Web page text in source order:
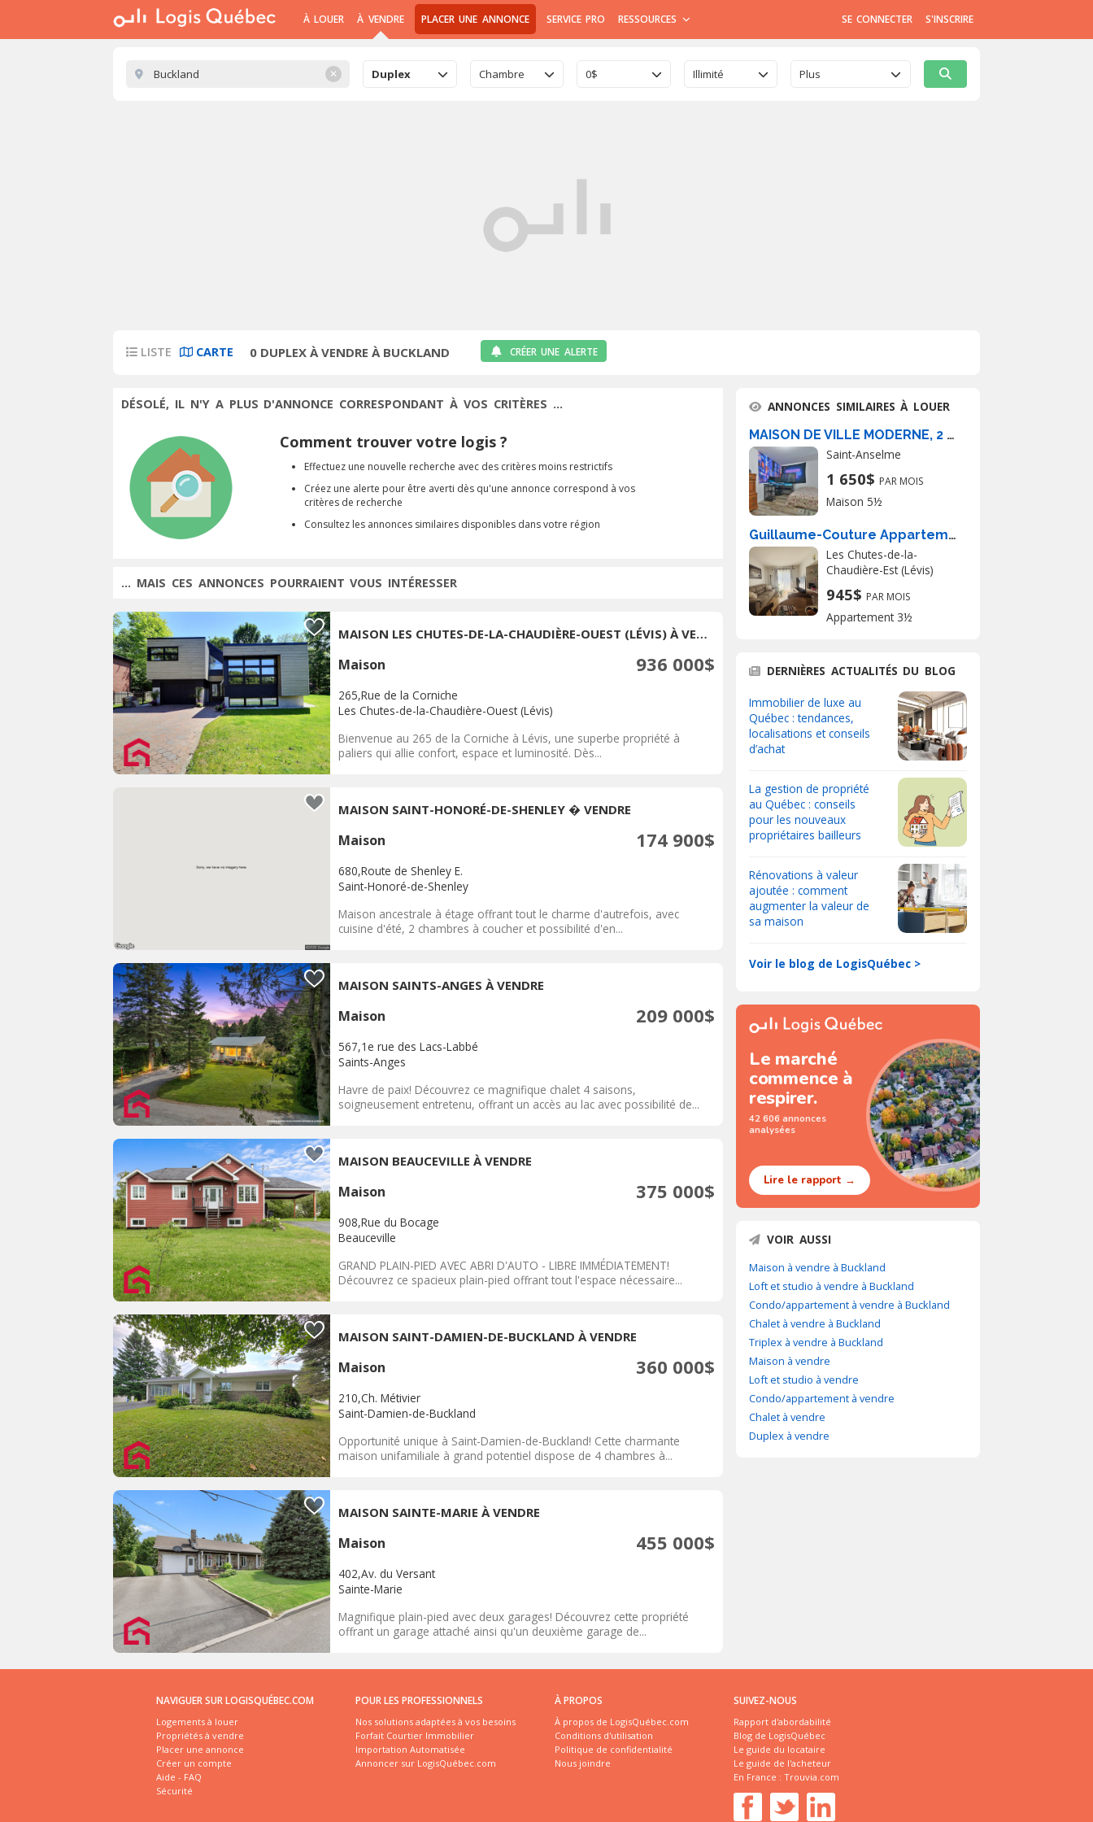
À LOUER À VENDRE PLACER UNE ANNONCE SERVICE PRO RESSOURCES SE CONNECTER S'INSCRIRE
✕ Duplex Chambre 0$ Illimité Plus
LISTE CARTE 0 DUPLEX À VENDRE À BUCKLAND CRÉER UNE ALERTE
DÉSOLÉ, IL N'Y A PLUS D'ANNONCE CORRESPONDANT À VOS CRITÈRES ...
Comment trouver votre logis ?
Effectuez une nouvelle recherche avec des critères moins restrictifs
Créez une alerte pour être averti dès qu'une annonce correspond à vos
critères de recherche
Consultez les annonces similaires disponibles dans votre région
... MAIS CES ANNONCES POURRAIENT VOUS INTÉRESSER
MAISON LES CHUTES-DE-LA-CHAUDIÈRE-OUEST (LÉVIS) À VENDRE
Maison 936 000$
265,Rue de la Corniche
Les Chutes-de-la-Chaudière-Ouest (Lévis)
Bienvenue au 265 de la Corniche à Lévis, une superbe propriété à
paliers qui allie confort, espace et luminosité. Dès...
MAISON SAINT-HONORÉ-DE-SHENLEY � VENDRE
Maison 174 900$
680,Route de Shenley E.
Saint-Honoré-de-Shenley
Maison ancestrale à étage offrant tout le charme d'autrefois, avec
cuisine d'été, 2 chambres à coucher et possibilité d'en...
MAISON SAINTS-ANGES À VENDRE
Maison 209 000$
567,1e rue des Lacs-Labbé
Saints-Anges
Havre de paix! Découvrez ce magnifique chalet 4 saisons,
soigneusement entretenu, offrant un accès au lac avec possibilité de...
MAISON BEAUCEVILLE À VENDRE
Maison 375 000$
908,Rue du Bocage
Beauceville
GRAND PLAIN-PIED AVEC ABRI D'AUTO - LIBRE IMMÉDIATEMENT!
Découvrez ce spacieux plain-pied offrant tout l'espace nécessaire...
MAISON SAINT-DAMIEN-DE-BUCKLAND À VENDRE
Maison 360 000$
210,Ch. Métivier
Saint-Damien-de-Buckland
Opportunité unique à Saint-Damien-de-Buckland! Cette charmante
maison unifamiliale à grand potentiel dispose de 4 chambres à...
MAISON SAINTE-MARIE À VENDRE
Maison 455 000$
402,Av. du Versant
Sainte-Marie
Magnifique plain-pied avec deux garages! Découvrez cette propriété
offrant un garage attaché ainsi qu'un deuxième garage de...
ANNONCES SIMILAIRES À LOUER
MAISON DE VILLE MODERNE, 2 SDB, TERRASSE
Saint-Anselme
1 650$ PAR MOIS
Maison 5½
Guillaume-Couture Appartement 3 ½ à louer Lévis septembre 2026
Les Chutes-de-la-
Chaudière-Est (Lévis)
945$ PAR MOIS
Appartement 3½
DERNIÈRES ACTUALITÉS DU BLOG
Immobilier de luxe au
Québec : tendances,
localisations et conseils
d’achat
La gestion de propriété
au Québec : conseils
pour les nouveaux
propriétaires bailleurs
Rénovations à valeur
ajoutée : comment
augmenter la valeur de
sa maison
Voir le blog de LogisQuébec >
Le marché
commence à
respirer.
42 606 annonces
analysées
Lire le rapport →
VOIR AUSSI
Maison à vendre à Buckland
Loft et studio à vendre à Buckland
Condo/appartement à vendre à Buckland
Chalet à vendre à Buckland
Triplex à vendre à Buckland
Maison à vendre
Loft et studio à vendre
Condo/appartement à vendre
Chalet à vendre
Duplex à vendre
NAVIGUER SUR LOGISQUÉBEC.COM
Logements à louer
Propriétés à vendre
Placer une annonce
Créer un compte
Aide - FAQ
Sécurité
POUR LES PROFESSIONNELS
Nos solutions adaptées à vos besoins
Forfait Courtier Immobilier
Importation Automatisée
Annoncer sur LogisQuébec.com
À PROPOS
À propos de LogisQuébec.com
Conditions d'utilisation
Politique de confidentialité
Nous joindre
SUIVEZ-NOUS
Rapport d'abordabilité
Blog de LogisQuébec
Le guide du locataire
Le guide de l'acheteur
En France : Trouvia.com